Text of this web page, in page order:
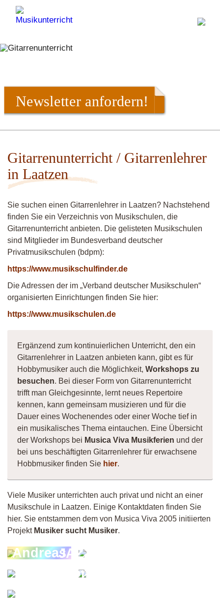
Newsletter anfordern!
Gitarrenunterricht / Gitarrenlehrer
in Laatzen
Sie suchen einen Gitarrenlehrer in Laatzen? Nachstehend
finden Sie ein Verzeichnis von Musikschulen, die
Gitarrenunterricht anbieten. Die gelisteten Musikschulen
sind Mitglieder im Bundesverband deutscher
Privatmusikschulen (bdpm):
https://www.musikschulfinder.de
Die Adressen der im „Verband deutscher Musikschulen“
organisierten Einrichtungen finden Sie hier:
https://www.musikschulen.de
Ergänzend zum kontinuierlichen Unterricht, den ein
Gitarrenlehrer in Laatzen anbieten kann, gibt es für
Hobbymusiker auch die Möglichkeit, Workshops zu
besuchen. Bei dieser Form von Gitarrenunterricht
trifft man Gleichgesinnte, lernt neues Repertoire
kennen, kann gemeinsam musizieren und für die
Dauer eines Wochenendes oder einer Woche tief in
ein musikalisches Thema eintauchen. Eine Übersicht
der Workshops bei Musica Viva Musikferien und der
bei uns beschäftigten Gitarrenlehrer für erwachsene
Hobbmusiker finden Sie hier.
Viele Musiker unterrichten auch privat und nicht an einer
Musikschule in Laatzen. Einige Kontaktdaten finden Sie
hier. Sie entstammen dem von Musica Viva 2005 initiierten
Projekt Musiker sucht Musiker.
AndreasJAZZOU
(Kompositionen